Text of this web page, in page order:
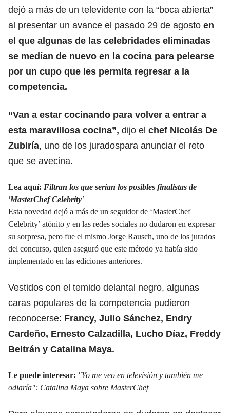
dejó a más de un televidente con la “boca abierta”
al presentar un avance el pasado 29 de agosto en
el que algunas de las celebridades eliminadas
se medían de nuevo en la cocina para pelearse
por un cupo que les permita regresar a la
competencia.
“Van a estar cocinando para volver a entrar a
esta maravillosa cocina”, dijo el chef Nicolás De
Zubiría, uno de los juradospara anunciar el reto
que se avecina.
Lea aquí: Filtran los que serían los posibles finalistas de
'MasterChef Celebrity'
Esta novedad dejó a más de un seguidor de ‘MasterChef
Celebrity’ atónito y en las redes sociales no dudaron en expresar
su sorpresa, pero fue el mismo Jorge Rausch, uno de los jurados
del concurso, quien aseguró que este método ya había sido
implementado en las ediciones anteriores.
Vestidos con el temido delantal negro, algunas
caras populares de la competencia pudieron
reconocerse: Francy, Julio Sánchez, Endry
Cardeño, Ernesto Calzadilla, Lucho Díaz, Freddy
Beltrán y Catalina Maya.
Le puede interesar: "Yo me veo en televisión y también me
odiaría": Catalina Maya sobre MasterChef